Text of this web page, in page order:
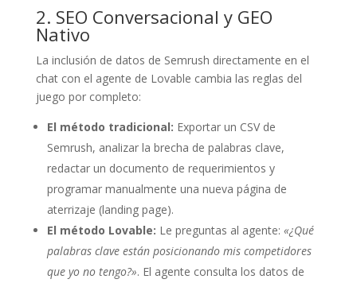
2. SEO Conversacional y GEO
Nativo
La inclusión de datos de Semrush directamente en el
chat con el agente de Lovable cambia las reglas del
juego por completo:
El método tradicional: Exportar un CSV de
Semrush, analizar la brecha de palabras clave,
redactar un documento de requerimientos y
programar manualmente una nueva página de
aterrizaje (landing page).
El método Lovable: Le preguntas al agente: «¿Qué
palabras clave están posicionando mis competidores
que yo no tengo?». El agente consulta los datos de